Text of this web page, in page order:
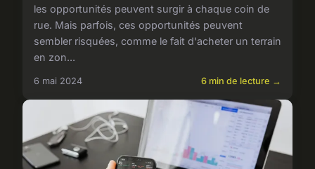
les opportunités peuvent surgir à chaque coin de
rue. Mais parfois, ces opportunités peuvent
sembler risquées, comme le fait d'acheter un terrain
en zon...
6 mai 2024 6 min de lecture →